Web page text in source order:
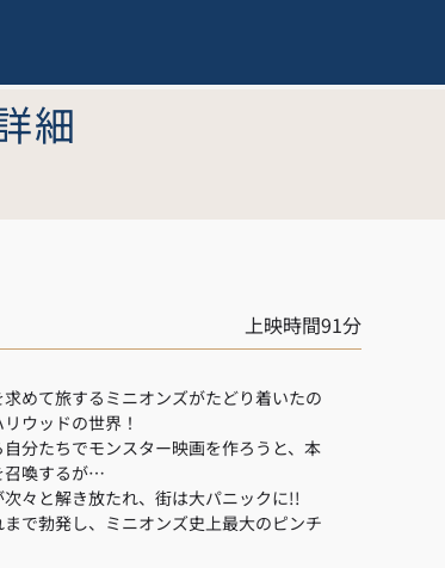
細
上映時間91分
めて旅するミニオンズがたどり着いたの
ウッドの世界！
分たちでモンスター映画を作ろうと、本
召喚するが…
々と解き放たれ、街は大パニックに!!
で勃発し、ミニオンズ史上最大のピンチ